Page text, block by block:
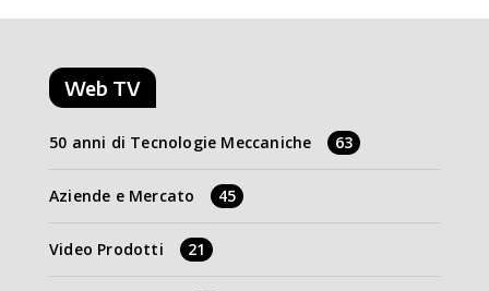
Web TV
50 anni di Tecnologie Meccaniche 63
Aziende e Mercato 45
Video Prodotti 21